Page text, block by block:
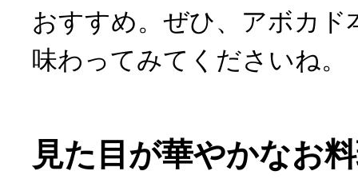
おすすめ。ぜひ、アボカド
味わってみてくださいね。
見た目が華やかなお